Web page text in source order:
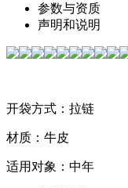
参数与资质
声明和说明
开袋方式：拉链
材质：牛皮
适用对象：中年